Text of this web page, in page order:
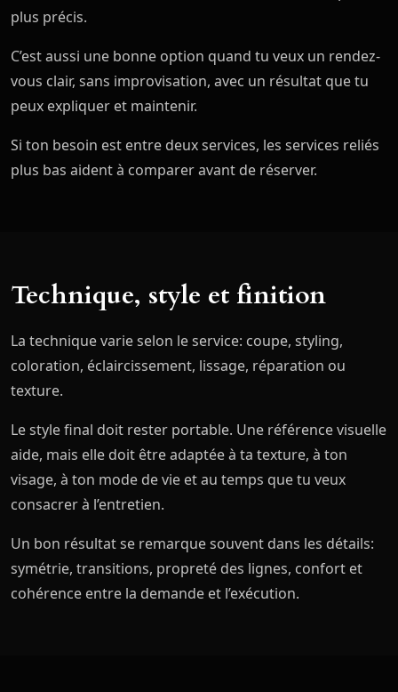
plus précis.
C’est aussi une bonne option quand tu veux un rendez-
vous clair, sans improvisation, avec un résultat que tu
peux expliquer et maintenir.
Si ton besoin est entre deux services, les services reliés
plus bas aident à comparer avant de réserver.
Technique, style et finition
La technique varie selon le service: coupe, styling,
coloration, éclaircissement, lissage, réparation ou
texture.
Le style final doit rester portable. Une référence visuelle
aide, mais elle doit être adaptée à ta texture, à ton
visage, à ton mode de vie et au temps que tu veux
consacrer à l’entretien.
Un bon résultat se remarque souvent dans les détails:
symétrie, transitions, propreté des lignes, confort et
cohérence entre la demande et l’exécution.